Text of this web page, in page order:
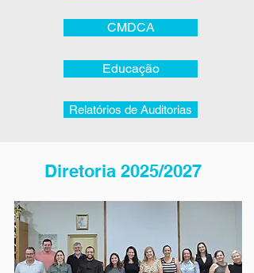
CMDCA
Educação
Relatórios de Auditorias
Diretoria 2025/2027